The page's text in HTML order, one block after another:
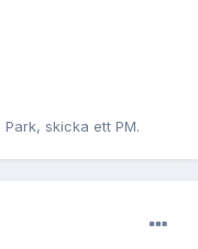
skicka ett PM.